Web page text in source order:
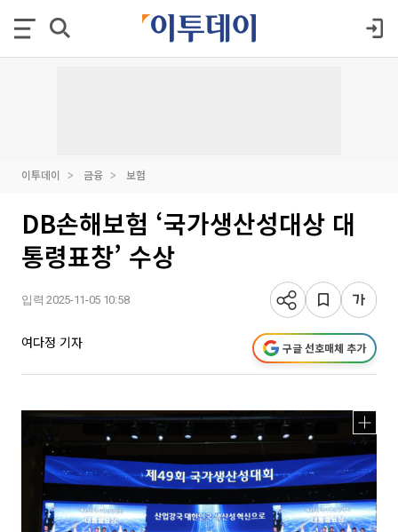
이투데이 금융 보험
DB손해보험 ‘국가생산성대상 대
통령표창’ 수상
입력 2025-11-05 10:58
여다정 기자 구글 선호매체 추가